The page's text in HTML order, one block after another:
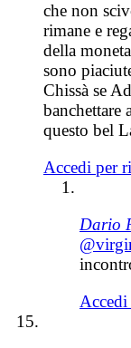
che non
rimane e
della
sono
Chissà se
banchettare
questo bel
Accedi per
Dario
Accedi